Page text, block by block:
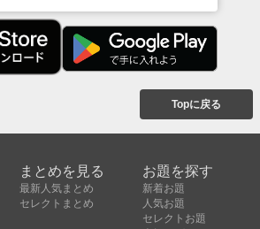
Topに戻る
まとめを見る
最新人気まとめ
セレクトまとめ
お題を探す
新着お題
人気お題
セレクトお題